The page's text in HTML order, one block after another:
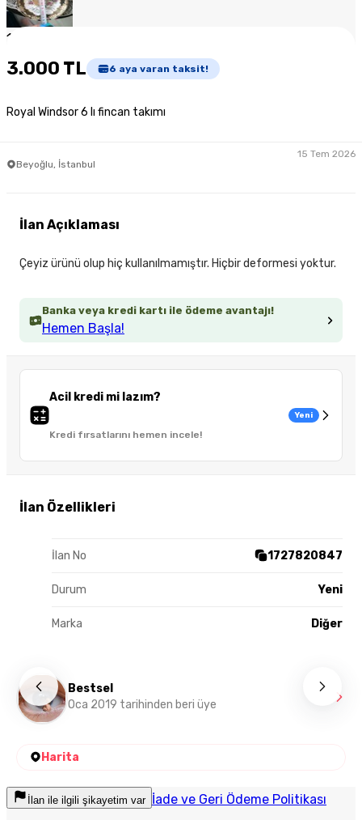
1
3.000 TL 6 aya varan taksit!
Royal Windsor 6 lı fincan takımı
Beyoğlu, İstanbul
15 Tem 2026
Banka veya kredi kartı ile ödeme avantajı!
Hemen Başla!
Acil kredi mi lazım?
Kredi fırsatlarını hemen incele!
Yeni
İlan Özellikleri
İlan No 1727820847
Durum Yeni
Marka Diğer
İlan Açıklaması
Çeyiz ürünü olup hiç kullanılmamıştır. Hiçbir deformesi yoktur.
Bestsel
Oca 2019 tarihinden beri üye
Harita
İlan ile ilgili şikayetim var İade ve Geri Ödeme Politikası